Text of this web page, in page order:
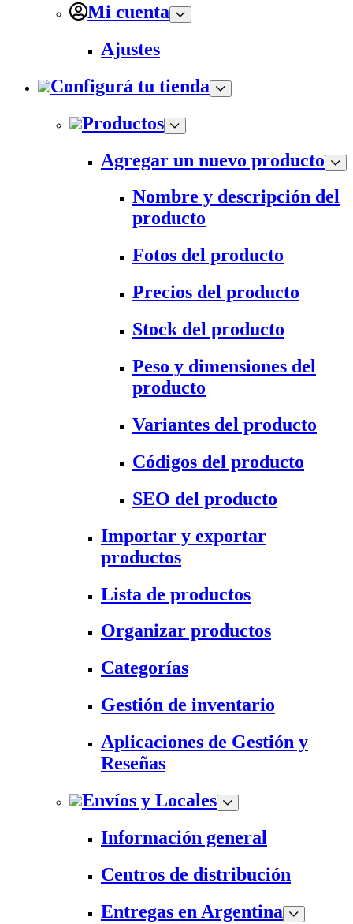
Mi cuenta
Ajustes
Configurá tu tienda
Productos
Agregar un nuevo producto
Nombre y descripción del
producto
Fotos del producto
Precios del producto
Stock del producto
Peso y dimensiones del
producto
Variantes del producto
Códigos del producto
SEO del producto
Importar y exportar
productos
Lista de productos
Organizar productos
Categorías
Gestión de inventario
Aplicaciones de Gestión y
Reseñas
Envíos y Locales
Información general
Centros de distribución
Entregas en Argentina